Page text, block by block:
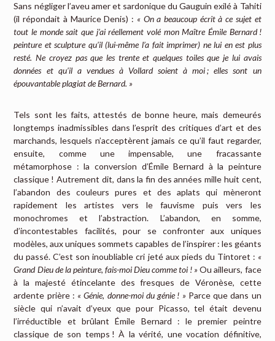
Sans négliger l’aveu amer et sardonique du Gauguin exilé à Tahiti
(il répondait à Maurice Denis) : « On a beaucoup écrit à ce sujet et
tout le monde sait que j’ai réellement volé mon Maître Émile Bernard !
peinture et sculpture qu’il (lui-même l’a fait imprimer) ne lui en est plus
resté. Ne croyez pas que les trente et quelques toiles que je lui avais
données et qu’il a vendues à Vollard soient à moi ; elles sont un
épouvantable plagiat de Bernard. »
Tels sont les faits, attestés de bonne heure, mais demeurés
longtemps inadmissibles dans l’esprit des critiques d’art et des
marchands, lesquels n’acceptèrent jamais ce qu’il faut regarder,
ensuite, comme une impensable, une fracassante
métamorphose : la conversion d’Émile Bernard à la peinture
classique ! Autrement dit, dans la fin des années mille huit cent,
l’abandon des couleurs pures et des aplats qui mèneront
rapidement les artistes vers le fauvisme puis vers les
monochromes et l’abstraction. L’abandon, en somme,
d’incontestables facilités, pour se confronter aux uniques
modèles, aux uniques sommets capables de l’inspirer : les géants
du passé. C’est son inoubliable cri jeté aux pieds du Tintoret : «
Grand Dieu de la peinture, fais-moi Dieu comme toi ! »Ou ailleurs, face
à la majesté étincelante des fresques de Véronèse, cette
ardente prière : « Génie, donne-moi du génie ! »Parce que dans un
siècle qui n’avait d’yeux que pour Picasso, tel était devenu
l’irréductible et brûlant Émile Bernard : le premier peintre
classique de son temps ! À la vérité, une vocation définitive,